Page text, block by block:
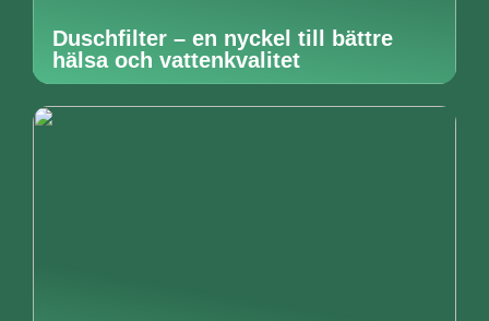
Duschfilter – en nyckel till bättre
hälsa och vattenkvalitet